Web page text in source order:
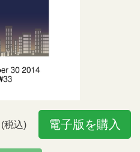
(税込) 電子版を購入